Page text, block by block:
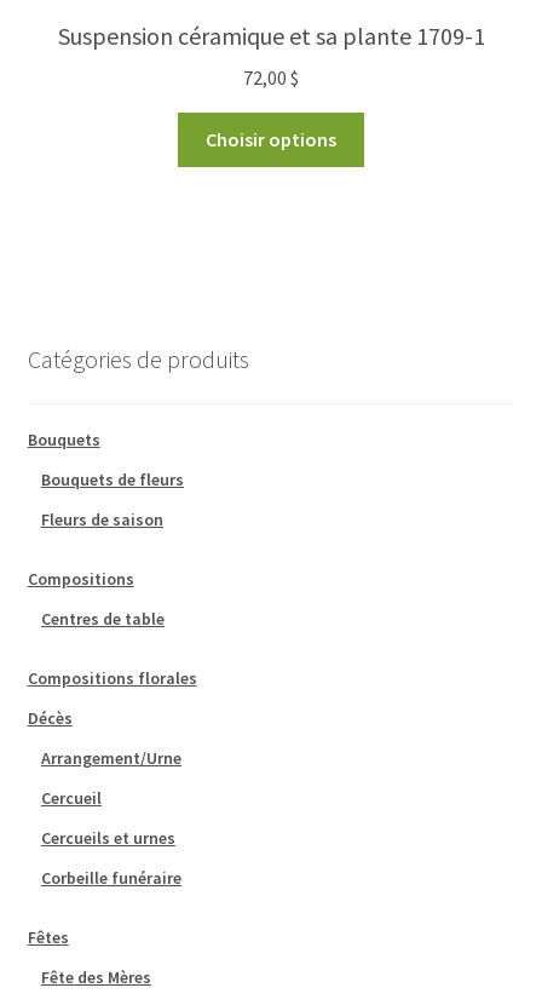
Suspension céramique et sa plante 1709-1
72,00 $
Choisir options
Catégories de produits
Bouquets
Bouquets de fleurs
Fleurs de saison
Compositions
Centres de table
Compositions florales
Décès
Arrangement/Urne
Cercueil
Cercueils et urnes
Corbeille funéraire
Fêtes
Fête des Mères